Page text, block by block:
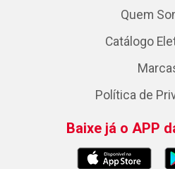
Quem
Catálogo
Política de
Baixe já o APP